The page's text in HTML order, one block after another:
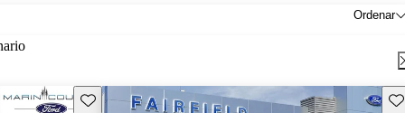
Ordenar
Guarda este Aviso